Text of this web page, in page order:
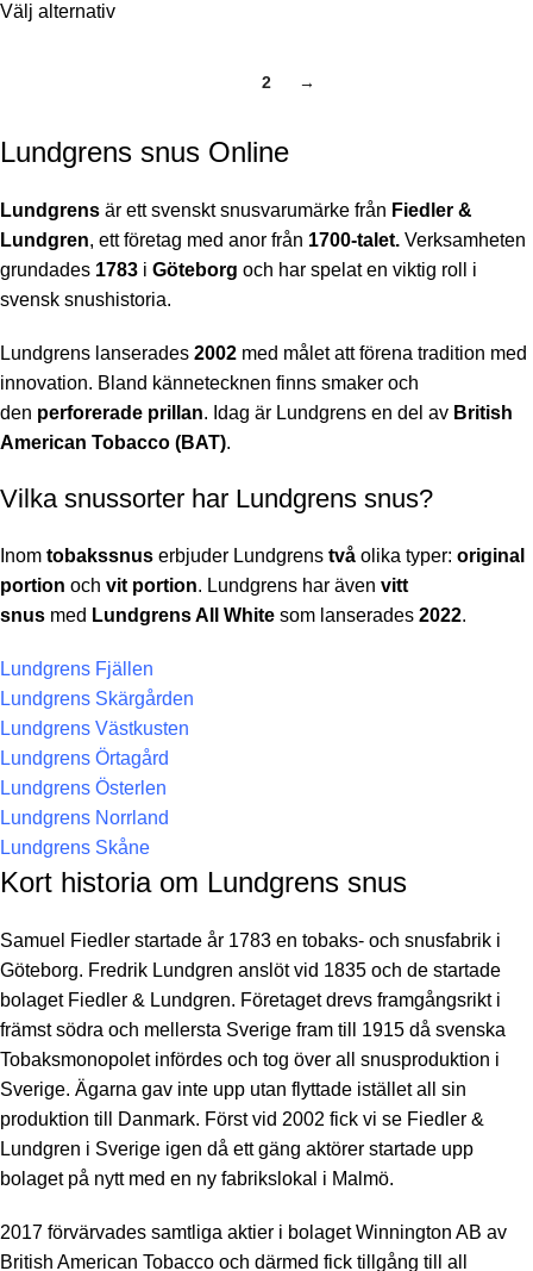
Välj alternativ
2 →
Lundgrens snus Online
Lundgrens är ett svenskt snusvarumärke från Fiedler &
Lundgren, ett företag med anor från 1700-talet. Verksamheten
grundades 1783 i Göteborg och har spelat en viktig roll i
svensk snushistoria.
Lundgrens lanserades 2002 med målet att förena tradition med
innovation. Bland kännetecknen finns smaker och
den perforerade prillan. Idag är Lundgrens en del av British
American Tobacco (BAT).
Vilka snussorter har Lundgrens snus?
Inom tobakssnus erbjuder Lundgrens två olika typer: original
portion och vit portion. Lundgrens har även vitt
snus med Lundgrens All White som lanserades 2022.
Lundgrens Fjällen
Lundgrens Skärgården
Lundgrens Västkusten
Lundgrens Örtagård
Lundgrens Österlen
Lundgrens Norrland
Lundgrens Skåne
Kort historia om Lundgrens snus
Samuel Fiedler startade år 1783 en tobaks- och snusfabrik i
Göteborg. Fredrik Lundgren anslöt vid 1835 och de startade
bolaget Fiedler & Lundgren. Företaget drevs framgångsrikt i
främst södra och mellersta Sverige fram till 1915 då svenska
Tobaksmonopolet infördes och tog över all snusproduktion i
Sverige. Ägarna gav inte upp utan flyttade istället all sin
produktion till Danmark. Först vid 2002 fick vi se Fiedler &
Lundgren i Sverige igen då ett gäng aktörer startade upp
bolaget på nytt med en ny fabrikslokal i Malmö.
2017 förvärvades samtliga aktier i bolaget Winnington AB av
British American Tobacco och därmed fick tillgång till all